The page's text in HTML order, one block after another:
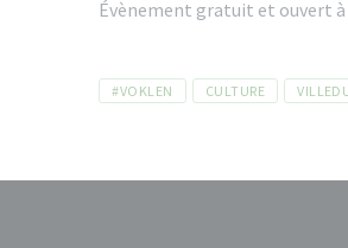
Évènement gratuit et ouvert à
Tags
#VOKLEN CULTURE